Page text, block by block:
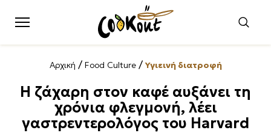
Αρχική / Food Culture/Υγιεινή διατροφή
Η ζάχαρη στον καφέ αυξάνει τη
χρόνια φλεγμονή, λέει
γαστρεντερολόγος του Harvard